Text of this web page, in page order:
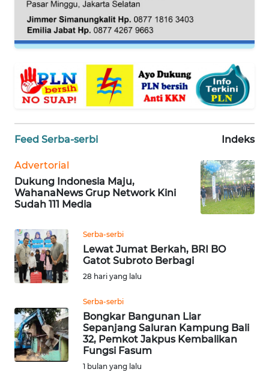
Feed Serba-serbi Indeks
Advertorial
Dukung Indonesia Maju,
WahanaNews Grup Network Kini
Sudah 111 Media
Serba-serbi
Lewat Jumat Berkah, BRI BO
Gatot Subroto Berbagi
28 hari yang lalu
Serba-serbi
Bongkar Bangunan Liar
Sepanjang Saluran Kampung Bali
32, Pemkot Jakpus Kembalikan
Fungsi Fasum
1 bulan yang lalu
JAKARTA
WN
JABAR
WN
BANTEN
WN
NTT
WN
KEPRI
PAPUA
WN
PAPUA
BARAT
WN
RIAU
WN